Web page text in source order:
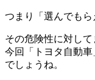
つまり「選んでもら
その危険性に対して
今回「トヨタ自動
でしょうね。